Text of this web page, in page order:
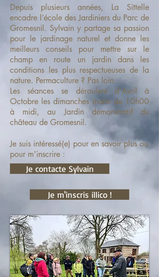
Depuis plusieurs années, La Sittelle
encadre l’école des Jardiniers du Parc de
Gromesnil. Sylvain y partage sa passion
pour le jardinage naturel et donne les
meilleurs conseils pour mettre sur le
champ en route un jardin dans les
conditions les plus respectueuses de la
nature. Permaculture ? Pas loin…
Les séances se déroulent d'Avril à
Octobre les dimanches matin de 10h00
à midi, au Jardin démonstratif du
château de Gromesnil.
Je suis intéressé(e) pour en savoir plus ou
pour m'inscrire :
Je contacte Sylvain
Je m'inscris illico !